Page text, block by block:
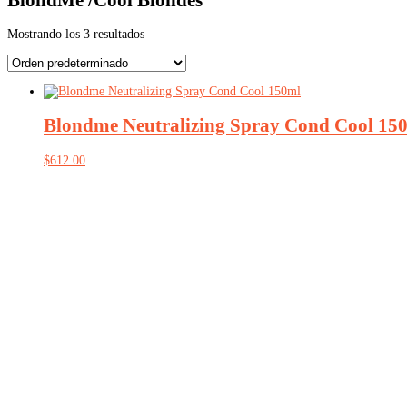
Mostrando los 3 resultados
Blondme Neutralizing Spray Cond Cool
$612.00